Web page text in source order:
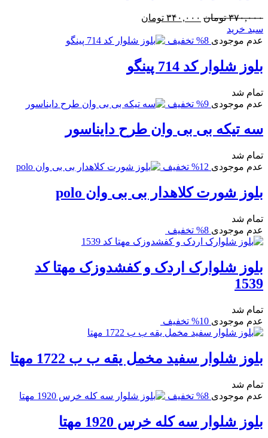
۳۷۰,۰۰۰ تومان قیمت
۳۷۰,۰۰۰ تومان
۳۴۰,۰۰۰ تومان
۳۴۰,۰۰۰ تومان.
سبد خرید
عدم موجودی 8% تخفیف
بلوز شلوار کد 714 پینگو
تمام شد
عدم موجودی 9% تخفیف
سه تیکه بی بی وان طرح دایناسور
تمام شد
عدم موجودی 12% تخفیف
بلوز شورت کلاهدار بی بی وان polo
تمام شد
عدم موجودی 8% تخفیف
بلوز شلوارک اردک و کفشدوزک مهتا کد
1539
تمام شد
عدم موجودی 10% تخفیف
بلوز شلوار سفید مخمل یقه ب ب 1722 مهتا
تمام شد
عدم موجودی 8% تخفیف
بلوز شلوار سه کله خرس 1920 مهتا